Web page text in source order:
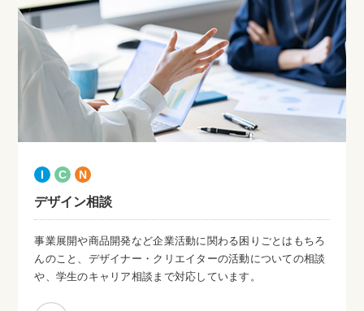
I C N
デザイン相談
事業展開や商品開発など企業活動に関わる困りごとはもちろ
んのこと、デザイナー・クリエイターの活動についての相談
や、学生のキャリア相談まで対応しています。